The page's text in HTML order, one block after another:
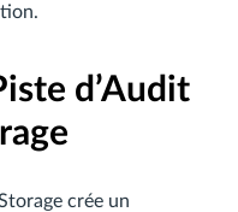
d’Audit
crée un